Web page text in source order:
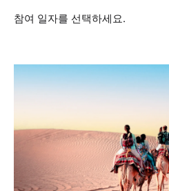
참여 일자를 선택하세요.